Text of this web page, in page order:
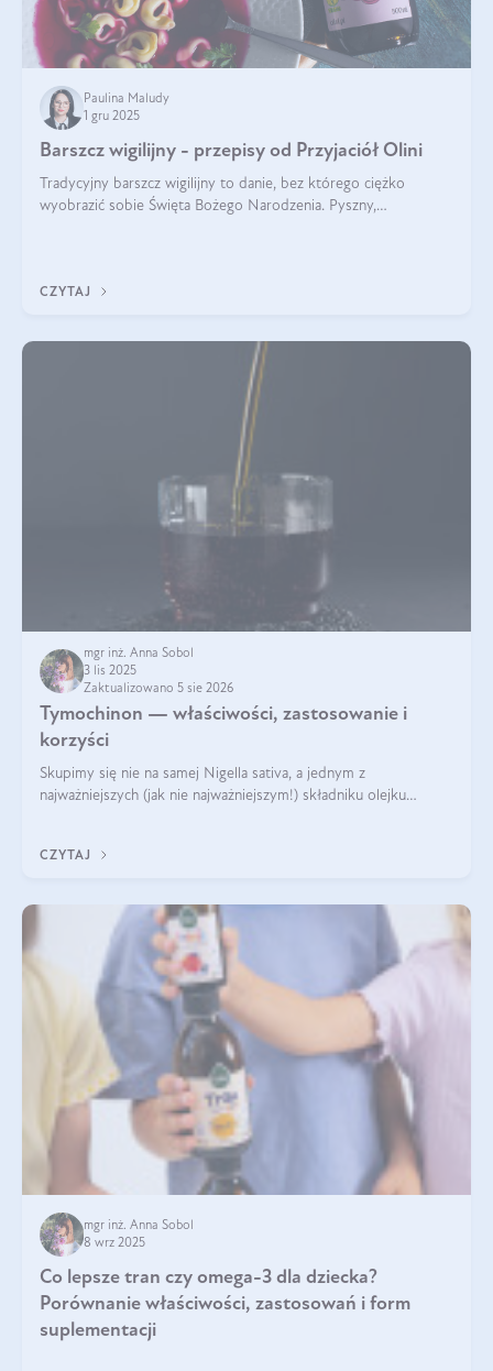
Paulina Maludy
1 gru 2025
Barszcz wigilijny - przepisy od Przyjaciół Olini
Tradycyjny barszcz wigilijny to danie, bez którego ciężko
wyobrazić sobie Święta Bożego Narodzenia. Pyszny,
CZYTAJ
mgr inż. Anna Sobol
3 lis 2025
Zaktualizowano 5 sie 2026
Tymochinon — właściwości, zastosowanie i
korzyści
Skupimy się nie na samej Nigella sativa, a jednym z
najważniejszych (jak nie najważniejszym!) składniku olejku
CZYTAJ
mgr inż. Anna Sobol
8 wrz 2025
Co lepsze tran czy omega-3 dla dziecka?
Porównanie właściwości, zastosowań i form
suplementacji